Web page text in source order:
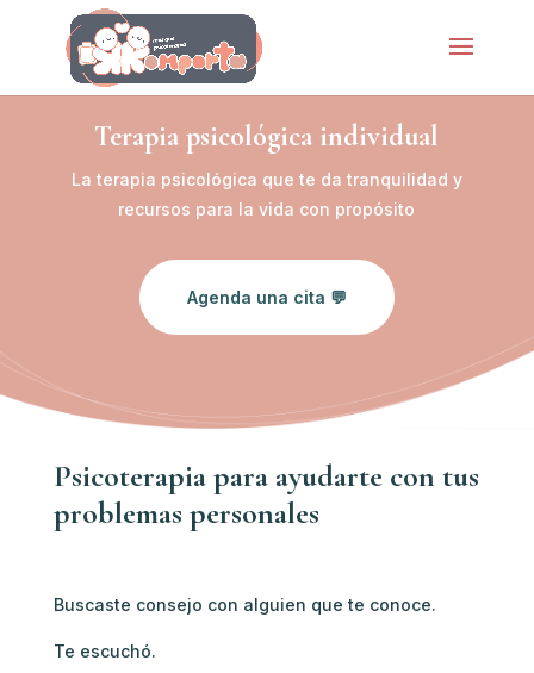
Terapia psicológica individual
La terapia psicológica que te da tranquilidad y
recursos para la vida con propósito
Agenda una cita 💬
Psicoterapia para ayudarte con tus
problemas personales
Buscaste consejo con alguien que te conoce.
Te escuchó.